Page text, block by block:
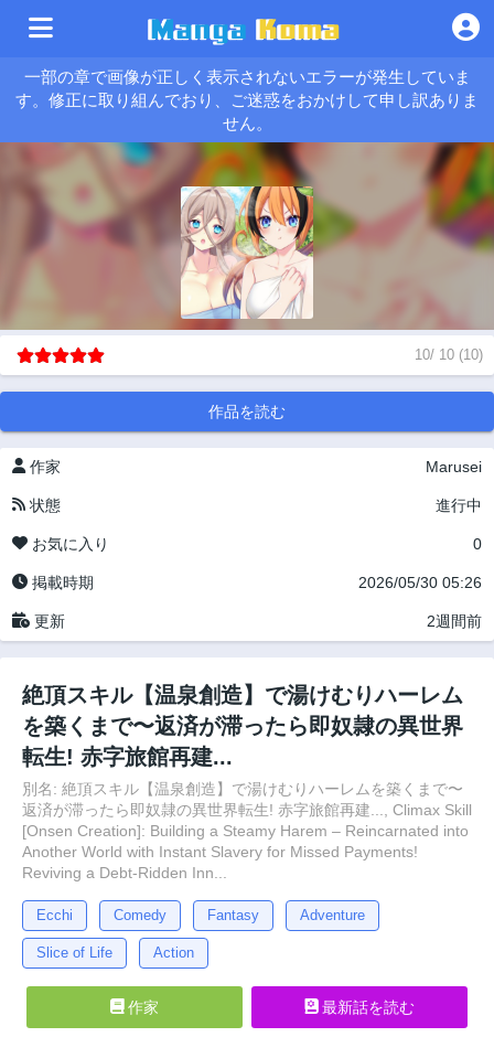
一部の章で画像が正しく表示されないエラーが発生していま
す。修正に取り組んでおり、ご迷惑をおかけして申し訳ありま
せん。
10/ 10 (10)
作品を読む
作家 Marusei
状態 進行中
お気に入り 0
掲載時期 2026/05/30 05:26
更新 2週間前
絶頂スキル【温泉創造】で湯けむりハーレム
を築くまで〜返済が滞ったら即奴隷の異世界
転生! 赤字旅館再建...
別名: 絶頂スキル【温泉創造】で湯けむりハーレムを築くまで〜
返済が滞ったら即奴隷の異世界転生! 赤字旅館再建..., Climax Skill
[Onsen Creation]: Building a Steamy Harem – Reincarnated into
Another World with Instant Slavery for Missed Payments!
Reviving a Debt-Ridden Inn...
Ecchi Comedy Fantasy Adventure
Slice of Life Action
作家 最新話を読む